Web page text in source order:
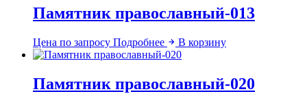
Памятник православный-013
Цена по запросу Подробнее В корзину
Памятник православный-020